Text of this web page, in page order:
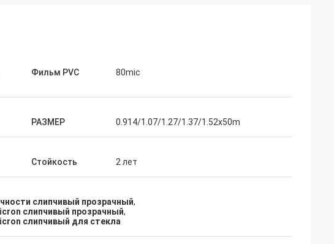
Фильм PVC 80mic
РАЗМЕР 0.914/1.07/1.27/1.37/1.52x50m
Стойкость 2 лет
слипчивый прозрачный,
слипчивый прозрачный,
слипчивый для стекла